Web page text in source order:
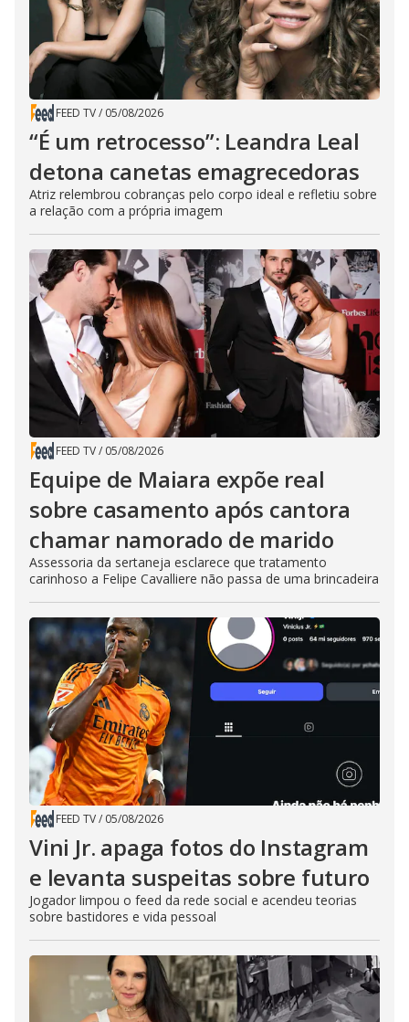
FEED TV/ 05/08/2026
“É um retrocesso”: Leandra Leal
detona canetas emagrecedoras
Atriz relembrou cobranças pelo corpo ideal e refletiu sobre
a relação com a própria imagem
FEED TV/ 05/08/2026
Equipe de Maiara expõe real
sobre casamento após cantora
chamar namorado de marido
Assessoria da sertaneja esclarece que tratamento
carinhoso a Felipe Cavalliere não passa de uma brincadeira
FEED TV/ 05/08/2026
Vini Jr. apaga fotos do Instagram
e levanta suspeitas sobre futuro
Jogador limpou o feed da rede social e acendeu teorias
sobre bastidores e vida pessoal